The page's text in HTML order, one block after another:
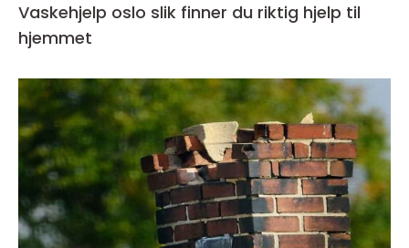
Vaskehjelp oslo slik finner du riktig hjelp til
hjemmet